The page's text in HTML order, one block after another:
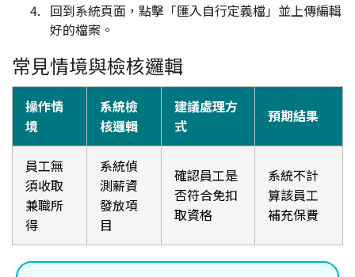
回到系統頁面，點擊「匯入自行定義檔」並上傳編輯
好的檔案。
常見情境與檢核邏輯
操作情
境
系統檢
核邏輯
建議處理方
式
預期結果
員工無
須收取
兼職所
得
系統偵
測薪資
發放項
目
確認員工是
否符合免扣
取資格
系統不計
算該員工
補充保費